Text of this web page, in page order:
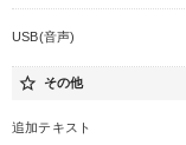
USB(音声)
star_border その他
追加テキスト